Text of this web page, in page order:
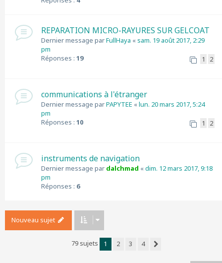
REPARATION MICRO-RAYURES SUR GELCOAT
Dernier message parFullHaya «sam. 19 août 2017, 2:29
pm
Réponses : 19 1 2
communications à l'étranger
Dernier message parPAPYTEE «lun. 20 mars 2017, 5:24
pm
Réponses : 10 1 2
instruments de navigation
Dernier message par dalchmad «dim. 12 mars 2017, 9:18
pm
Réponses : 6
Nouveau sujet
79 sujets 1 2 3
4